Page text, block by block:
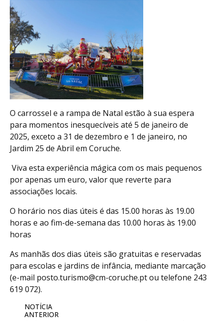
O carrossel e a rampa de Natal estão à sua espera
para momentos inesquecíveis até 5 de janeiro de
2025, exceto a 31 de dezembro e 1 de janeiro, no
Jardim 25 de Abril em Coruche.
Viva esta experiência mágica com os mais pequenos
por apenas um euro, valor que reverte para
associações locais.
O horário nos dias úteis é das 15.00 horas às 19.00
horas e ao fim-de-semana das 10.00 horas às 19.00
horas
As manhãs dos dias úteis são gratuitas e reservadas
para escolas e jardins de infância, mediante marcação
(e-mail posto.turismo@cm-coruche.pt ou telefone 243
619 072).
NOTÍCIA
ANTERIOR